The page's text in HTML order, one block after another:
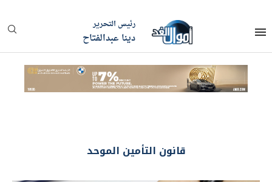
رئيس التحرير
دينا عبدالفتاح
قانون التأمين الموحد